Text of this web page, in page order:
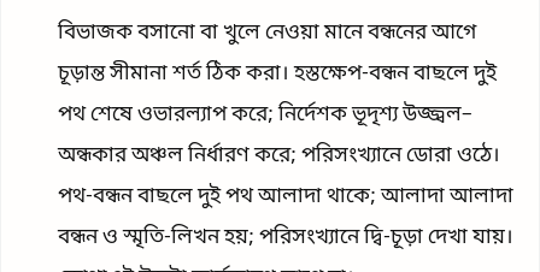
বিভাজক বসানো বা খুলে নেওয়া মানে বন্ধনের আগে
চূড়ান্ত সীমানা শর্ত ঠিক করা। হস্তক্ষেপ-বন্ধন বাছলে দুই
পথ শেষে ওভারল্যাপ করে; নির্দেশক ভূদৃশ্য উজ্জ্বল–
অন্ধকার অঞ্চল নির্ধারণ করে; পরিসংখ্যানে ডোরা ওঠে।
পথ-বন্ধন বাছলে দুই পথ আলাদা থাকে; আলাদা আলাদা
বন্ধন ও স্মৃতি-লিখন হয়; পরিসংখ্যানে দ্বি-চূড়া দেখা যায়।